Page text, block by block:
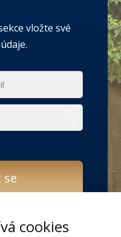
vložte své
se
cookies